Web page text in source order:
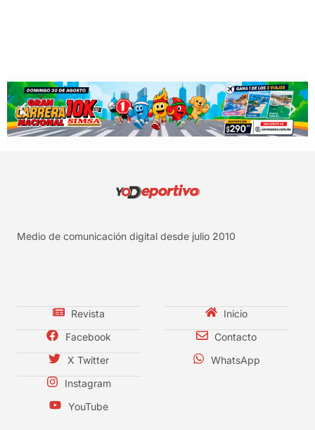
Medio de comunicación digital desde julio 2010
Revista
Facebook
X Twitter
Instagram
YouTube
Inicio
Contacto
WhatsApp